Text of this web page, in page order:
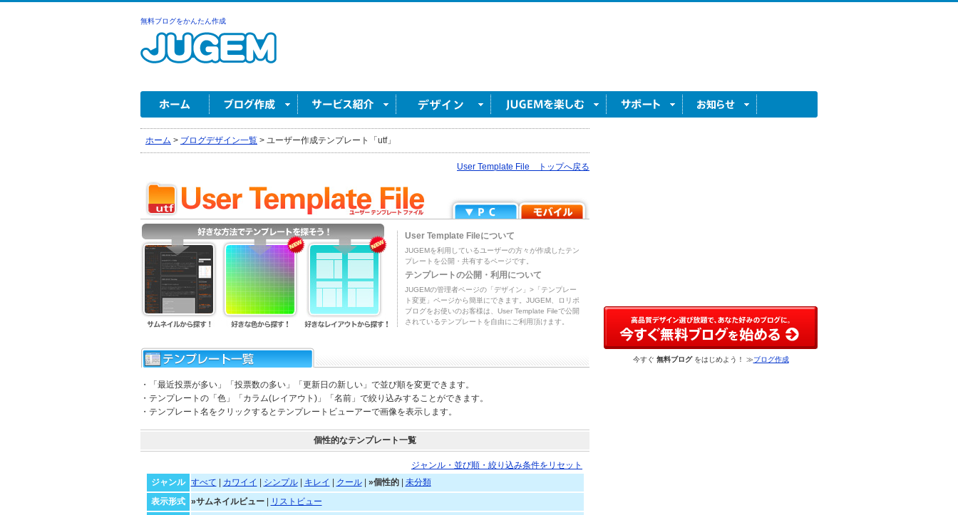
無料ブログをかんたん作成
ホーム > ブログデザイン一覧 > ユーザー作成テンプレート「utf」
User Template File トップへ戻る
User Template Fileについて
JUGEMを利用しているユーザーの方々が作成したテン
プレートを公開・共有するページです。
テンプレートの公開・利用について
JUGEMの管理者ページの「デザイン」>「テンプレー
ト変更」ページから簡単にできます。JUGEM、ロリポ
ブログをお使いのお客様は、User Template Fileで公開
されているテンプレートを自由にご利用頂けます。
・「最近投票が多い」「投票数の多い」「更新日の新しい」で並び順を変更できます。
・テンプレートの「色」「カラム(レイアウト)」「名前」で絞り込みすることができます。
・テンプレート名をクリックするとテンプレートビューアーで画像を表示します。
個性的なテンプレート一覧
ジャンル・並び順・絞り込み条件をリセット
ジャンル
すべて カワイイ シンプル| キレイ クール| »個性的| 未分類
表示形式
»サムネイルビュー|
リストビュー
今すぐ 無料ブログをはじめよう！ ≫ブログ作成